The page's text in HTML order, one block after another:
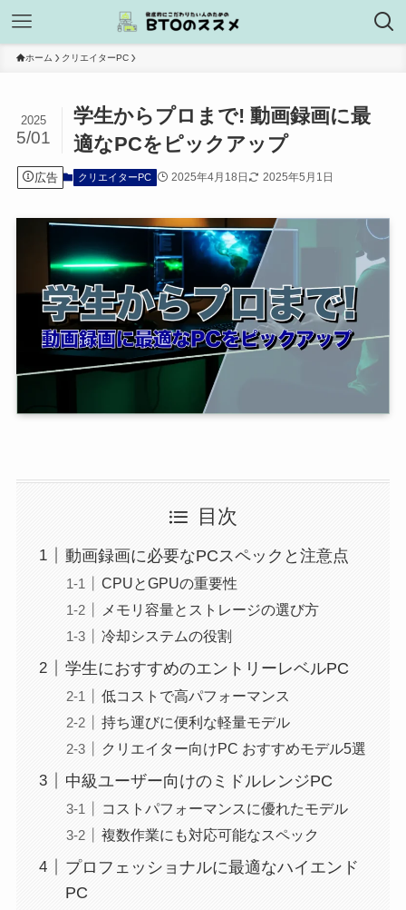
ホーム クリエイターPC
学生からプロまで! 動画録画に最
適なPCをピックアップ
2025
5/01
広告 クリエイターPC 2025年4月18日 2025年5月1日
目次
動画録画に必要なPCスペックと注意点
CPUとGPUの重要性
メモリ容量とストレージの選び方
冷却システムの役割
学生におすすめのエントリーレベルPC
低コストで高パフォーマンス
持ち運びに便利な軽量モデル
クリエイター向けPC おすすめモデル5選
中級ユーザー向けのミドルレンジPC
コストパフォーマンスに優れたモデル
複数作業にも対応可能なスペック
プロフェッショナルに最適なハイエンド
PC